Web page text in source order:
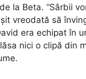
la Beta. “Sârbii
vreodată să
era echipat în
nici o clipă din